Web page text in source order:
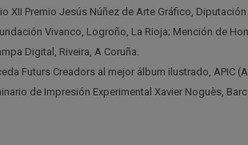
XII Premio Jesús Núñez de Arte Gráfico,
Vivanco, Logroño, La Rioja; Mención de
Digital, Riveira, A Coruña.
Futurs Creadors al mejor álbum ilustrado, APIC
de Impresión Experimental Xavier Noguès,